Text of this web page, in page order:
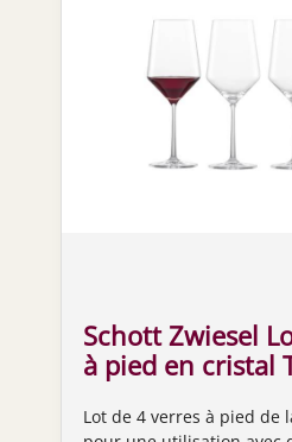
Schott Zwiesel
à pied en cristal
516 ml
Lot de 4 verres à pied de